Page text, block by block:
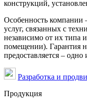
конструкций,
Особенность компании
услуг, связанных с
независимо от их типа
помещении). Гарантия
предоставляется –
Разработка и
Продукция